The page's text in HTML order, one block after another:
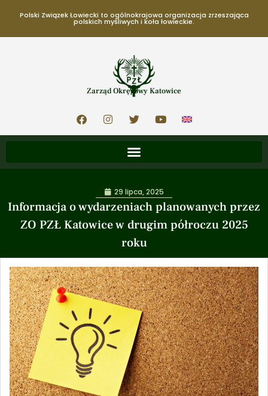
Polski Związek Łowiecki to ogólnokrajowa organizacja zrzeszająca
polskich myśliwych i koła łowieckie.
Zarząd Okręgowy Katowice
Informacja o wydarzeniach planowanych przez
ZO PZŁ Katowice w drugim półroczu 2025
roku
29 lipca, 2025